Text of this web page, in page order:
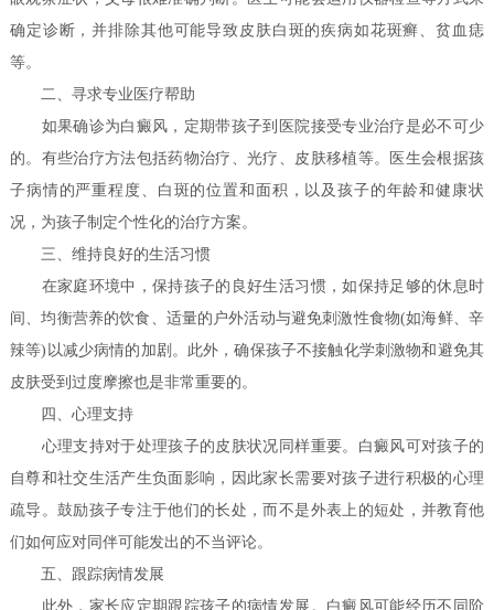
确定诊断，并排除其他可能导致皮肤白斑的疾病如花斑癣、贫血痣
等。
二、寻求专业医疗帮助
如果确诊为白癜风，定期带孩子到医院接受专业治疗是必不可少
的。有些治疗方法包括药物治疗、光疗、皮肤移植等。医生会根据孩
子病情的严重程度、白斑的位置和面积，以及孩子的年龄和健康状
况，为孩子制定个性化的治疗方案。
三、维持良好的生活习惯
在家庭环境中，保持孩子的良好生活习惯，如保持足够的休息时
间、均衡营养的饮食、适量的户外活动与避免刺激性食物(如海鲜、辛
辣等)以减少病情的加剧。此外，确保孩子不接触化学刺激物和避免其
皮肤受到过度摩擦也是非常重要的。
四、心理支持
心理支持对于处理孩子的皮肤状况同样重要。白癜风可对孩子的
自尊和社交生活产生负面影响，因此家长需要对孩子进行积极的心理
疏导。鼓励孩子专注于他们的长处，而不是外表上的短处，并教育他
们如何应对同伴可能发出的不当评论。
五、跟踪病情发展
此外，家长应定期跟踪孩子的病情发展。白癜风可能经历不同阶